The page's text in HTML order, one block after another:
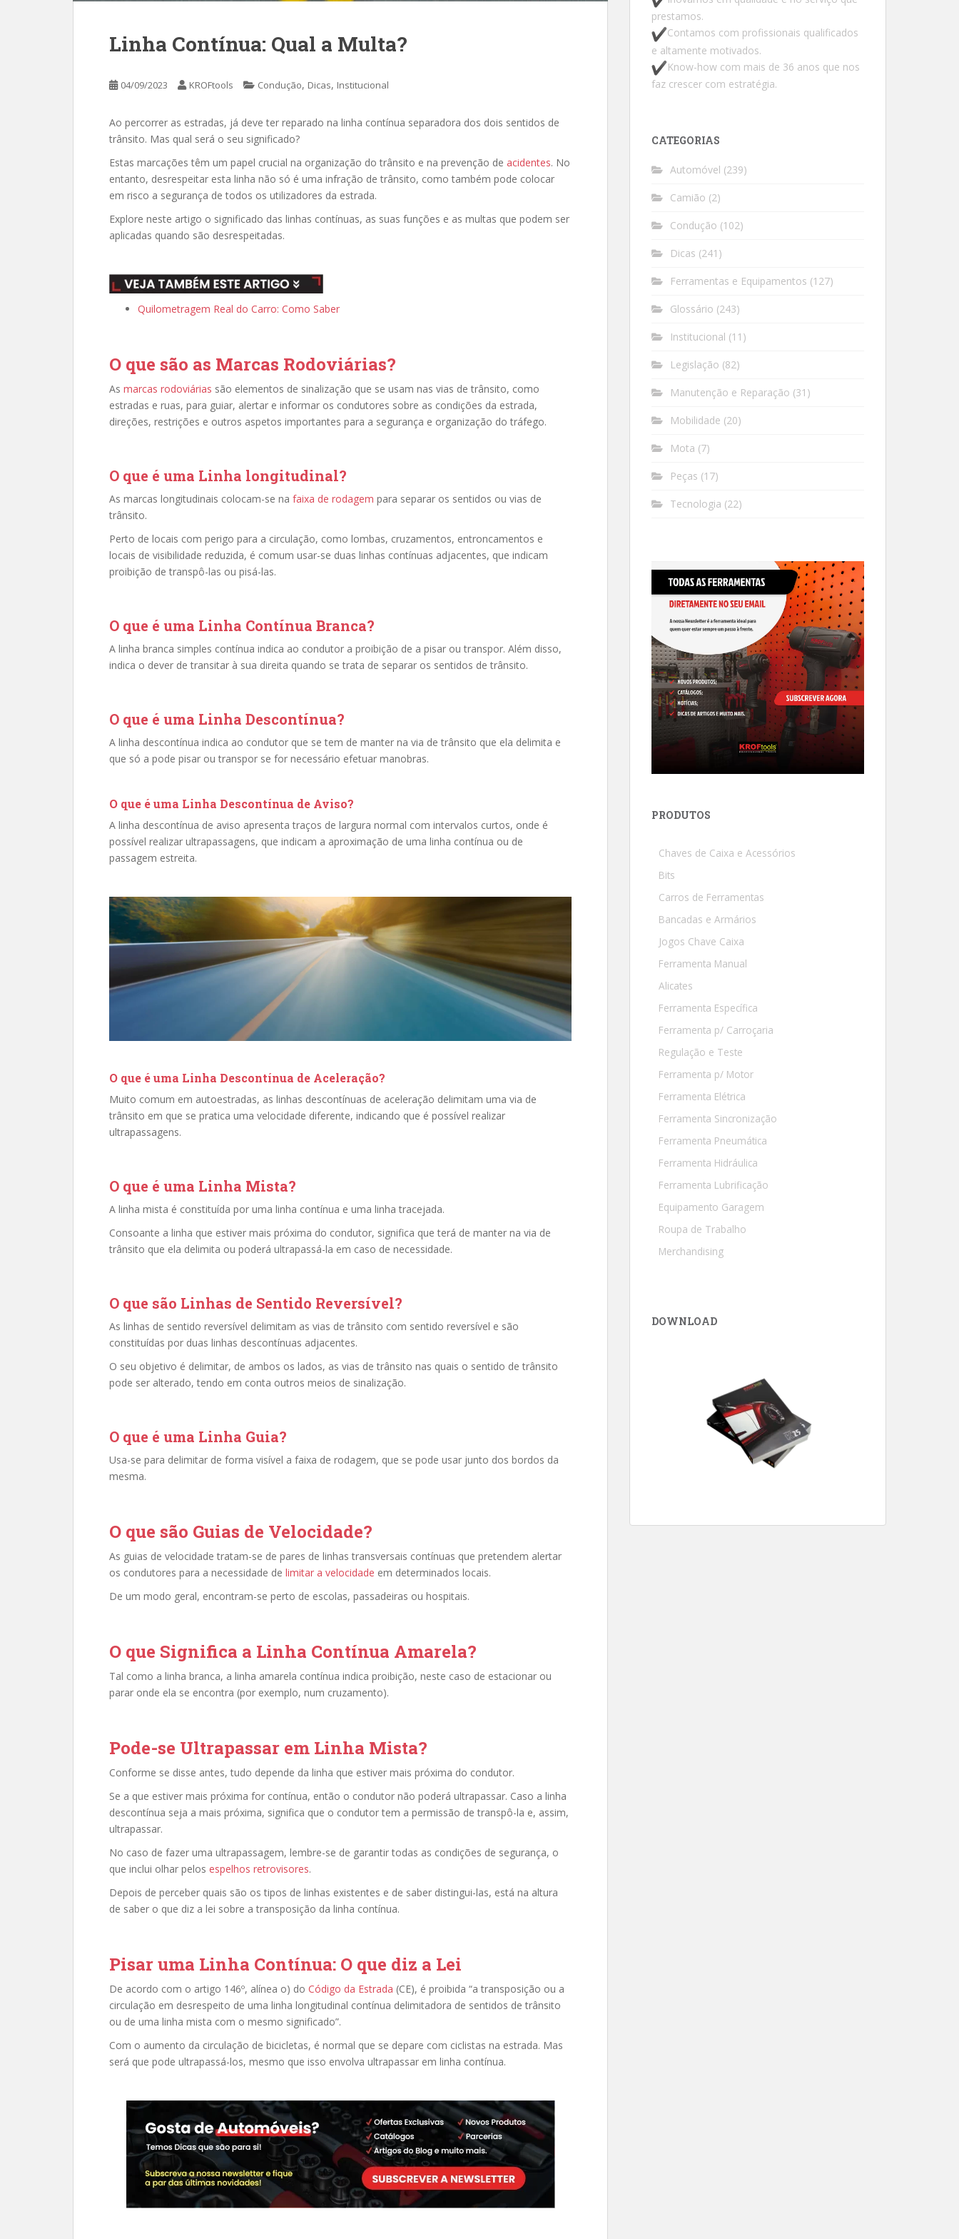
Linha Contínua: Qual a Multa?
04/09/2023 KROFtools Condução, Dicas, Institucional
Ao percorrer as estradas, já deve ter reparado na linha contínua separadora dos dois sentidos de
trânsito. Mas qual será o seu significado?
Estas marcações têm um papel crucial na organização do trânsito e na prevenção de acidentes. No
entanto, desrespeitar esta linha não só é uma infração de trânsito, como também pode colocar
em risco a segurança de todos os utilizadores da estrada.
Explore neste artigo o significado das linhas contínuas, as suas funções e as multas que podem ser
aplicadas quando são desrespeitadas.
Quilometragem Real do Carro: Como Saber
O que são as Marcas Rodoviárias?
As marcas rodoviárias são elementos de sinalização que se usam nas vias de trânsito, como
estradas e ruas, para guiar, alertar e informar os condutores sobre as condições da estrada,
direções, restrições e outros aspetos importantes para a segurança e organização do tráfego.
O que é uma Linha longitudinal?
As marcas longitudinais colocam-se na faixa de rodagem para separar os sentidos ou vias de
trânsito.
Perto de locais com perigo para a circulação, como lombas, cruzamentos, entroncamentos e
locais de visibilidade reduzida, é comum usar-se duas linhas contínuas adjacentes, que indicam
proibição de transpô-las ou pisá-las.
O que é uma Linha Contínua Branca?
A linha branca simples contínua indica ao condutor a proibição de a pisar ou transpor. Além disso,
indica o dever de transitar à sua direita quando se trata de separar os sentidos de trânsito.
O que é uma Linha Descontínua?
A linha descontínua indica ao condutor que se tem de manter na via de trânsito que ela delimita e
que só a pode pisar ou transpor se for necessário efetuar manobras.
O que é uma Linha Descontínua de Aviso?
A linha descontínua de aviso apresenta traços de largura normal com intervalos curtos, onde é
possível realizar ultrapassagens, que indicam a aproximação de uma linha contínua ou de
passagem estreita.
O que é uma Linha Descontínua de Aceleração?
Muito comum em autoestradas, as linhas descontínuas de aceleração delimitam uma via de
trânsito em que se pratica uma velocidade diferente, indicando que é possível realizar
ultrapassagens.
O que é uma Linha Mista?
A linha mista é constituída por uma linha contínua e uma linha tracejada.
Consoante a linha que estiver mais próxima do condutor, significa que terá de manter na via de
trânsito que ela delimita ou poderá ultrapassá-la em caso de necessidade.
O que são Linhas de Sentido Reversível?
As linhas de sentido reversível delimitam as vias de trânsito com sentido reversível e são
constituídas por duas linhas descontínuas adjacentes.
O seu objetivo é delimitar, de ambos os lados, as vias de trânsito nas quais o sentido de trânsito
pode ser alterado, tendo em conta outros meios de sinalização.
O que é uma Linha Guia?
Usa-se para delimitar de forma visível a faixa de rodagem, que se pode usar junto dos bordos da
mesma.
O que são Guias de Velocidade?
As guias de velocidade tratam-se de pares de linhas transversais contínuas que pretendem alertar
os condutores para a necessidade de limitar a velocidade em determinados locais.
De um modo geral, encontram-se perto de escolas, passadeiras ou hospitais.
O que Significa a Linha Contínua Amarela?
Tal como a linha branca, a linha amarela contínua indica proibição, neste caso de estacionar ou
parar onde ela se encontra (por exemplo, num cruzamento).
Pode-se Ultrapassar em Linha Mista?
Conforme se disse antes, tudo depende da linha que estiver mais próxima do condutor.
Se a que estiver mais próxima for contínua, então o condutor não poderá ultrapassar. Caso a linha
descontínua seja a mais próxima, significa que o condutor tem a permissão de transpô-la e, assim,
ultrapassar.
No caso de fazer uma ultrapassagem, lembre-se de garantir todas as condições de segurança, o
que inclui olhar pelos espelhos retrovisores.
Depois de perceber quais são os tipos de linhas existentes e de saber distingui-las, está na altura
de saber o que diz a lei sobre a transposição da linha contínua.
Pisar uma Linha Contínua: O que diz a Lei
De acordo com o artigo 146º, alínea o) do Código da Estrada (CE), é proibida “a transposição ou a
circulação em desrespeito de uma linha longitudinal contínua delimitadora de sentidos de trânsito
ou de uma linha mista com o mesmo significado”.
Com o aumento da circulação de bicicletas, é normal que se depare com ciclistas na estrada. Mas
será que pode ultrapassá-los, mesmo que isso envolva ultrapassar em linha contínua.
prestamos.
Contamos com profissionais qualificados
e altamente motivados.
Know-how com mais de 36 anos que nos
faz crescer com estratégia.
CATEGORIAS
Automóvel (239)
Camião (2)
Condução (102)
Dicas (241)
Ferramentas e Equipamentos (127)
Glossário (243)
Institucional (11)
Legislação (82)
Manutenção e Reparação (31)
Mobilidade (20)
Mota (7)
Peças (17)
Tecnologia (22)
PRODUTOS
Chaves de Caixa e Acessórios
Bits
Carros de Ferramentas
Bancadas e Armários
Jogos Chave Caixa
Ferramenta Manual
Alicates
Ferramenta Específica
Ferramenta p/ Carroçaria
Regulação e Teste
Ferramenta p/ Motor
Ferramenta Elétrica
Ferramenta Sincronização
Ferramenta Pneumática
Ferramenta Hidráulica
Ferramenta Lubrificação
Equipamento Garagem
Roupa de Trabalho
Merchandising
DOWNLOAD